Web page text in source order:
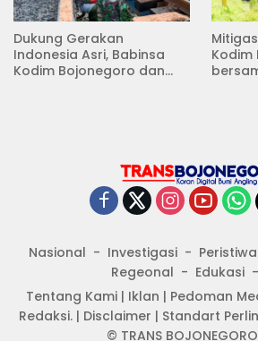
Dukung Gerakan
Indonesia Asri, Babinsa
Kodim Bojonegoro dan
Kodim
Nasional Investigasi Peristiwa
Regeonal
Edukasi
Tentang Kami| Iklan | Pedoman
Redaksi. | Disclaimer | Standart
© TRANS